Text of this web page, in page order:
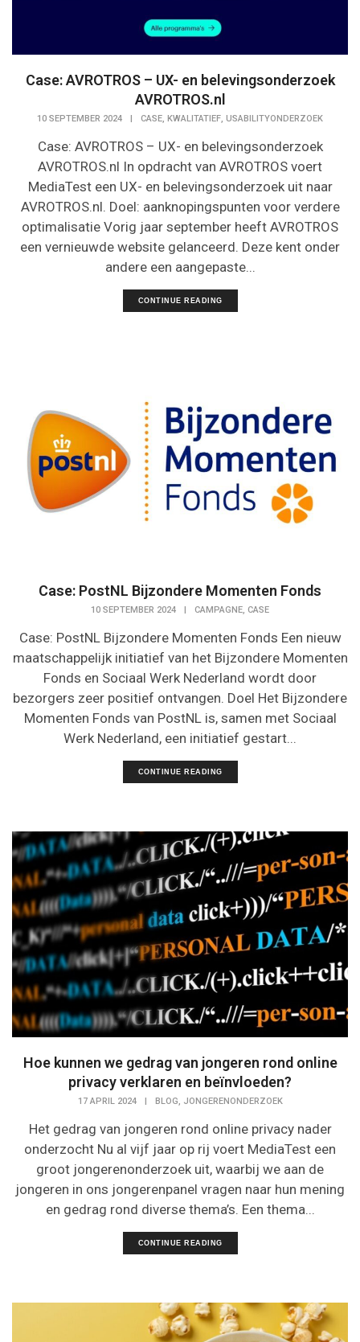
Case: AVROTROS – UX- en belevingsonderzoek
AVROTROS.nl
10 SEPTEMBER 2024 | CASE, KWALITATIEF, USABILITYONDERZOEK
Case: AVROTROS – UX- en belevingsonderzoek
AVROTROS.nl In opdracht van AVROTROS voert
MediaTest een UX- en belevingsonderzoek uit naar
AVROTROS.nl. Doel: aanknopingspunten voor verdere
optimalisatie Vorig jaar september heeft AVROTROS
een vernieuwde website gelanceerd. Deze kent onder
andere een aangepaste...
CONTINUE READING
Case: PostNL Bijzondere Momenten Fonds
10 SEPTEMBER 2024 CAMPAGNE, CASE
Case: PostNL Bijzondere Momenten Fonds Een nieuw
maatschappelijk initiatief van het Bijzondere Momenten
Fonds en Sociaal Werk Nederland wordt door
bezorgers zeer positief ontvangen. Doel Het Bijzondere
Momenten Fonds van PostNL is, samen met Sociaal
Werk Nederland, een initiatief gestart...
CONTINUE READING
Hoe kunnen we gedrag van jongeren rond online
privacy verklaren en beïnvloeden?
17 APRIL 2024 BLOG, JONGERENONDERZOEK
Het gedrag van jongeren rond online privacy nader
onderzocht Nu al vijf jaar op rij voert MediaTest een
groot jongerenonderzoek uit, waarbij we aan de
jongeren in ons jongerenpanel vragen naar hun mening
en gedrag rond diverse thema’s. Een thema...
CONTINUE READING